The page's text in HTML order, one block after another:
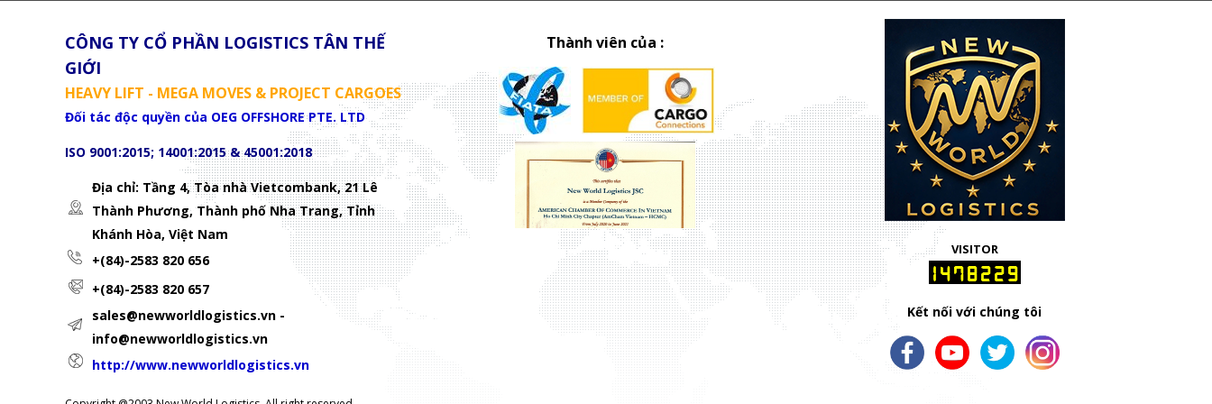
CÔNG TY CỔ PHẦN LOGISTICS TÂN THẾ
GIỚI
HEAVY LIFT - MEGA MOVES & PROJECT CARGOES
Đối tác độc quyền của OEG OFFSHORE PTE. LTD
ISO 9001:2015; 14001:2015 & 45001:2018
Địa chỉ: Tầng 4, Tòa nhà Vietcombank, 21 Lê
Thành Phương,Thành phố Nha Trang, Tỉnh
Khánh Hòa, Việt Nam
+(84)-2583 820 656
+(84)-2583 820 657
sales@newworldlogistics.vn -
info@newworldlogistics.vn
http://www.newworldlogistics.vn
Thành viên của :
VISITOR
1478229
Kết nối với chúng tôi